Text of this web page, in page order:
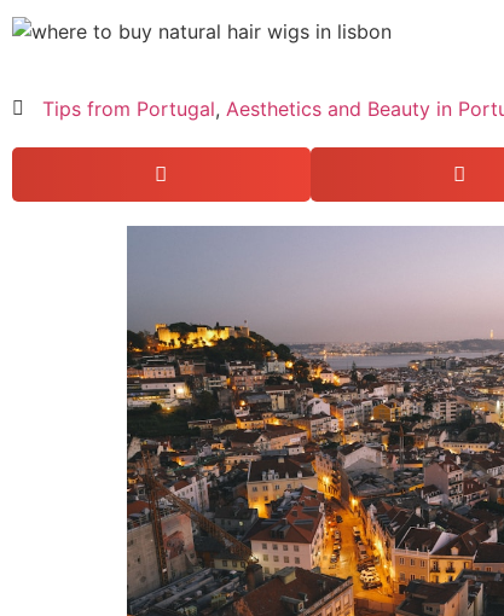
Tips from Portugal, Aesthetics and Beauty in